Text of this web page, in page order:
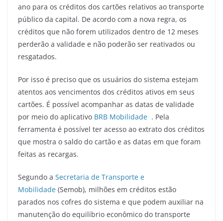
ano para os créditos dos cartões relativos ao transporte
público da capital. De acordo com a nova regra, os
créditos que não forem utilizados dentro de 12 meses
perderão a validade e não poderão ser reativados ou
resgatados.
Por isso é preciso que os usuários do sistema estejam
atentos aos vencimentos dos créditos ativos em seus
cartões. É possível acompanhar as datas de validade
por meio do aplicativo BRB Mobilidade . Pela
ferramenta é possível ter acesso ao extrato dos créditos
que mostra o saldo do cartão e as datas em que foram
feitas as recargas.
Segundo a Secretaria de Transporte e
Mobilidade (Semob), milhões em créditos estão
parados nos cofres do sistema e que podem auxiliar na
manutenção do equilíbrio econômico do transporte